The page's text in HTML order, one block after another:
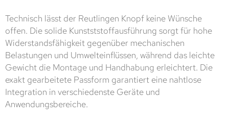
Technisch lässt der Reutlingen Knopf keine Wünsche
offen. Die solide Kunstststoffausführung sorgt für hohe
Widerstandsfähigkeit gegenüber mechanischen
Belastungen und Umwelteinflüssen, während das leichte
Gewicht die Montage und Handhabung erleichtert. Die
exakt gearbeitete Passform garantiert eine nahtlose
Integration in verschiedenste Geräte und
Anwendungsbereiche.